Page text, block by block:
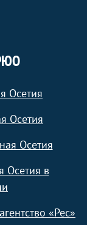
Осетия
Осетия
Осетия
Осетия в
«Рес»